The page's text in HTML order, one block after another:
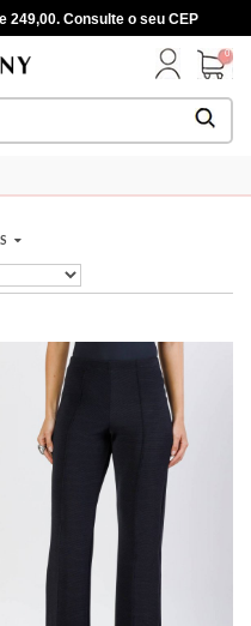
249,00. Consulte o seu CEP
0